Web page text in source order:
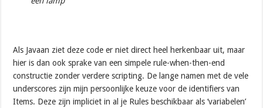
Als Javaan ziet deze code er niet direct heel herkenbaar uit, maar
hier is dan ook sprake van een simpele rule-when-then-end
constructie zonder verdere scripting. De lange namen met de vele
underscores zijn mijn persoonlijke keuze voor de identifiers van
Items. Deze zijn impliciet in al je Rules beschikbaar als ‘variabelen’